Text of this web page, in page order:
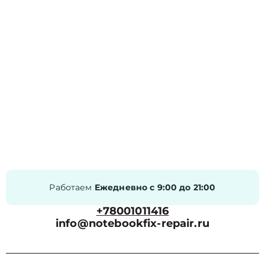
Работаем Ежедневно с 9:00 до 21:00
+78001011416
info@notebookfix-repair.ru